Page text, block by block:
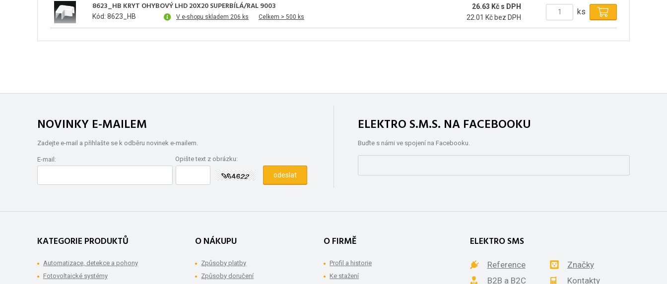
8623_HB KRYT OHYBOVÝ LHD 20X20 SUPERBÍLÁ/RAL 9003
Kód: 8623_HB V e-shopu skladem 206 ks Celkem > 500 ks
26.63 Kč s DPH
22.01 Kč bez DPH
ks
NOVINKY E-MAILEM
Zadejte e-mail a přihlašte se k odběru novinek e-mailem.
E-mail: Opište text z obrázku:
ELEKTRO S.M.S. NA FACEBOOKU
Buďte s námi ve spojení na Facebooku.
KATEGORIE PRODUKTŮ
Automatizace, detekce a pohony
Fotovoltaické systémy
O NÁKUPU
Způsoby platby
Způsoby doručení
O FIRMĚ
Profil a historie
Ke stažení
ELEKTRO SMS
Reference
Značky
B2B a B2C
Kontakty